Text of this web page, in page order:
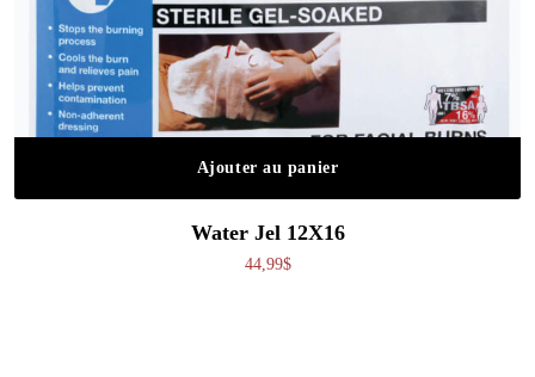
Ajouter au panier
Water Jel 12X16
44,99$